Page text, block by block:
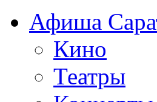
Афиша
Кино
Театры